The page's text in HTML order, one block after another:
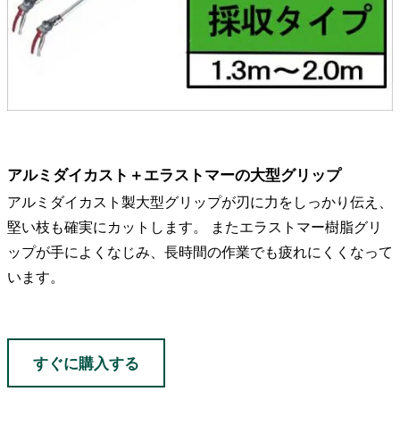
アルミダイカスト＋エラストマーの大型グリップ
アルミダイカスト製大型グリップが刃に力をしっかり伝え、
堅い枝も確実にカットします。 またエラストマー樹脂グリ
ップが手によくなじみ、長時間の作業でも疲れにくくなって
います。
すぐに購入する